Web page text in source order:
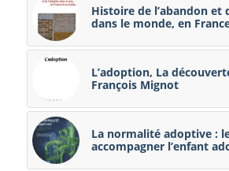
Histoire de l’abandon et
dans le monde, en
L’adoption, La
François Mignot
La normalité adoptive :
accompagner l’enfant